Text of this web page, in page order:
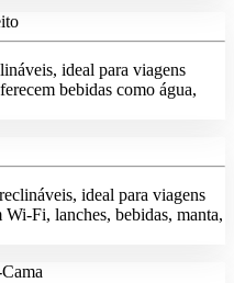
ideal para viagens
bebidas como água,
ideal para viagens
Fi, lanches, bebidas, manta,